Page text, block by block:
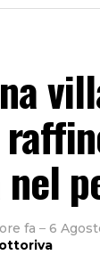
fa – 6